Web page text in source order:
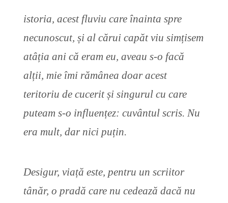
istoria, acest fluviu care înainta spre
necunoscut, și al cărui capăt viu simțisem
atâția ani că eram eu, aveau s-o facă
alții, mie îmi rămânea doar acest
teritoriu de cucerit și singurul cu care
puteam s-o influențez: cuvântul scris. Nu
era mult, dar nici puțin.
Desigur, viață este, pentru un scriitor
tânăr, o pradă care nu cedează dacă nu